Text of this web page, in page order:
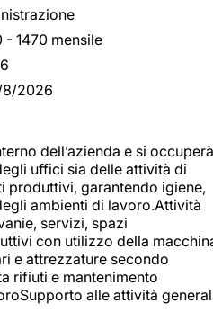
- 1470 mensile
2026
dell’azienda e si occuperà
uffici sia delle attività di
produttivi, garantendo igiene,
ambienti di lavoro.Attività
servizi, spazi
con utilizzo della
e attrezzature secondo
rifiuti e mantenimento
alle attività